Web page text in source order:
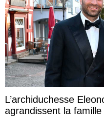
L’archiduchesse
agrandissent la famille